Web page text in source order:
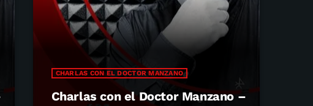
CHARLAS CON EL DOCTOR MANZANO
Charlas con el Doctor Manzano –